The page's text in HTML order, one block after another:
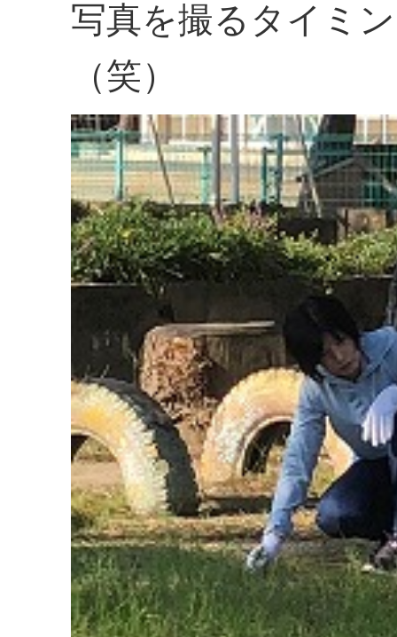
写真を撮るタイミ
（笑）